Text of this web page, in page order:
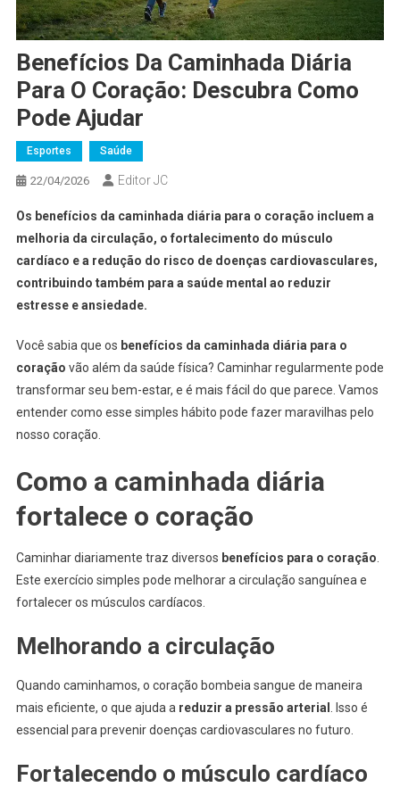
Benefícios Da Caminhada Diária
Para O Coração: Descubra Como
Pode Ajudar
Esportes Saúde
22/04/2026 Editor JC
Os benefícios da caminhada diária para o coração incluem a
melhoria da circulação, o fortalecimento do músculo
cardíaco e a redução do risco de doenças cardiovasculares,
contribuindo também para a saúde mental ao reduzir
estresse e ansiedade.
Você sabia que os benefícios da caminhada diária para o
coração vão além da saúde física? Caminhar regularmente pode
transformar seu bem-estar, e é mais fácil do que parece. Vamos
entender como esse simples hábito pode fazer maravilhas pelo
nosso coração.
Como a caminhada diária
fortalece o coração
Caminhar diariamente traz diversos benefícios para o coração
Este exercício simples pode melhorar a circulação sanguínea e
fortalecer os músculos cardíacos.
Melhorando a circulação
Quando caminhamos, o coração bombeia sangue de maneira
mais eficiente, o que ajuda a reduzir a pressão arterial
. Isso é
essencial para prevenir doenças cardiovasculares no futuro.
Fortalecendo o músculo cardíaco